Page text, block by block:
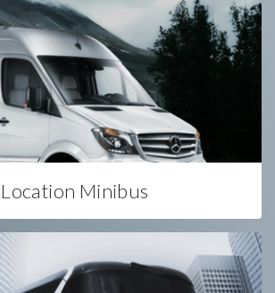
Location Minibus